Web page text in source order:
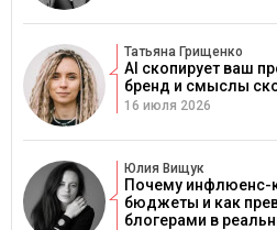
Татьяна Грищенко
AI скопирует ваш
бренд и смыслы
16 июля 2026
Юлия Вищук
Почему инфлюенс-
бюджеты и как
блогерами в